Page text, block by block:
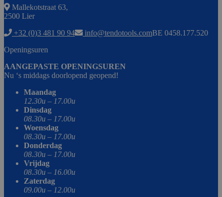
Mallekotstraat 63,
2500 Lier
+32 (0)3 481 90 94
info@tendotools.comBE 0458.177.520
Openingsuren
AANGEPASTE OPENINGSUREN
Nu ‘s middags doorlopend geopend!
Maandag
12.30u – 17.00u
Dinsdag
08.30u – 17.00u
Woensdag
08.30u – 17.00u
Donderdag
08.30u – 17.00u
Vrijdag
08.30u – 16.00u
Zaterdag
09.00u – 12.00u